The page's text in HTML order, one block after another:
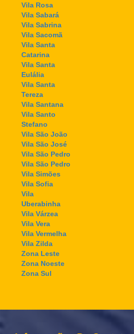
Vila Rosa
Vila Sabará
Vila Sabrina
Vila Sacomã
Vila Santa
Catarina
Vila Santa
Eulália
Vila Santa
Tereza
Vila Santana
Vila Santo
Stefano
Vila São João
Vila São José
Vila São Pedro
Vila São Pedro
Vila Simões
Vila Sofia
Vila
Uberabinha
Vila Várzea
Vila Vera
Vila Vermelha
Vila Zilda
Zona Leste
Zona Noeste
Zona Sul